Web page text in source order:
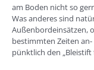
am Boden nicht so
Was anderes sind
Außenbordeinsätzen,
bestimmten Zeiten
pünktlich den „Bleistift